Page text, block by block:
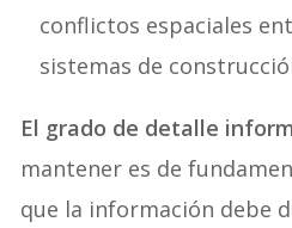
conflictos espaciales
sistemas de
El grado de detalle
mantener es de
que la información debe